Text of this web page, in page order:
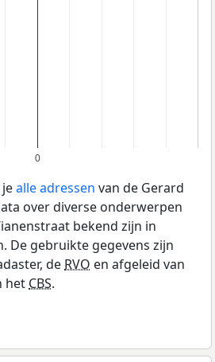
0
alle adressen van de Gerard
over diverse onderwerpen
bekend zijn in
De gebruikte gegevens zijn
deRVO en afgeleid van
hetCBS.